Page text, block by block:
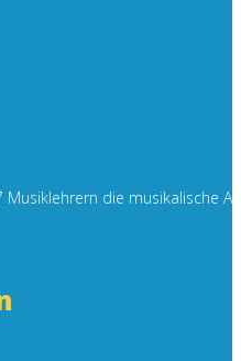
die musikalische